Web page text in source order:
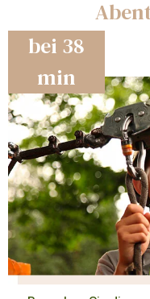
bei 38
min